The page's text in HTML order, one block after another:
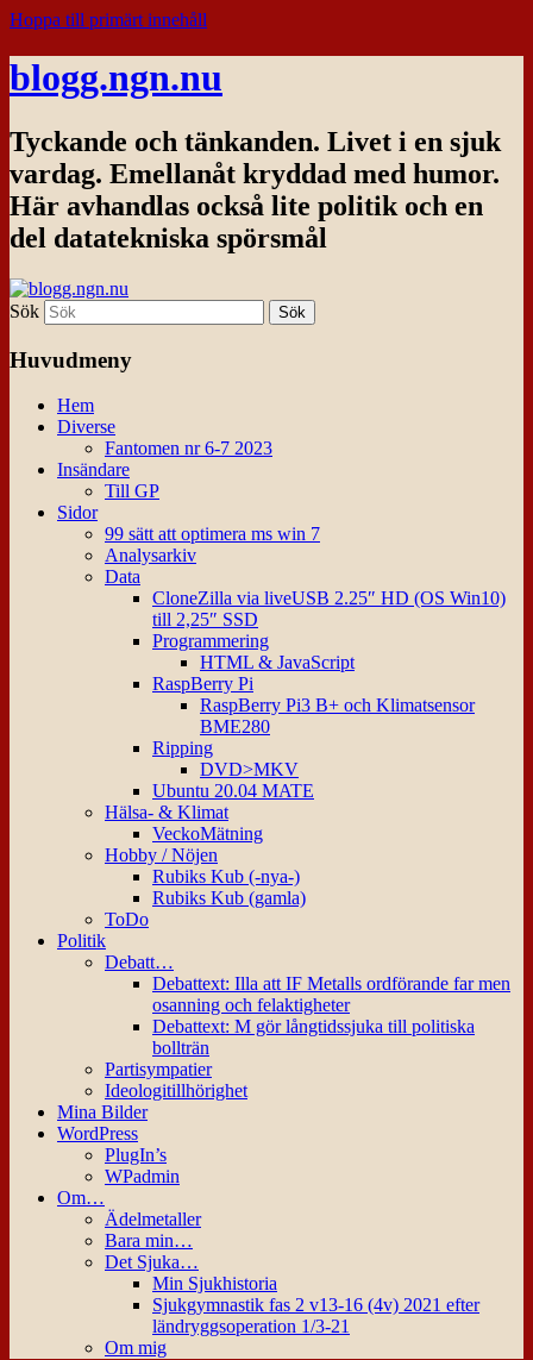
Hoppa till primärt innehåll
blogg.ngn.nu
Tyckande och tänkanden. Livet i en sjuk
vardag. Emellanåt kryddad med humor.
Här avhandlas också lite politik och en
del datatekniska spörsmål
Sök
Huvudmeny
Hem
Diverse
Fantomen nr 6-7 2023
Insändare
Till GP
Sidor
99 sätt att optimera ms win 7
Analysarkiv
Data
CloneZilla via liveUSB 2.25″ HD (OS Win10)
till 2,25″ SSD
Programmering
HTML & JavaScript
RaspBerry Pi
RaspBerry Pi3 B+ och Klimatsensor
BME280
Ripping
DVD>MKV
Ubuntu 20.04 MATE
Hälsa- & Klimat
VeckoMätning
Hobby / Nöjen
Rubiks Kub (-nya-)
Rubiks Kub (gamla)
ToDo
Politik
Debatt…
Debattext: Illa att IF Metalls ordförande far men
osanning och felaktigheter
Debattext: M gör långtidssjuka till politiska
bollträn
Partisympatier
Ideologitillhörighet
Mina Bilder
WordPress
PlugIn’s
WPadmin
Om…
Ädelmetaller
Bara min…
Det Sjuka…
Min Sjukhistoria
Sjukgymnastik fas 2 v13-16 (4v) 2021 efter
ländryggsoperation 1/3-21
Om mig